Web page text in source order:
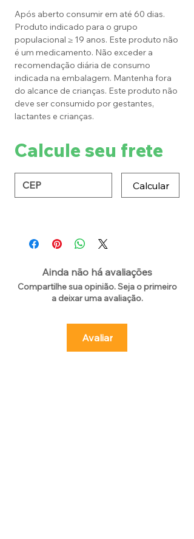
Após aberto consumir em até 60 dias.
Produto indicado para o grupo
populacional ≥ 19 anos. Este produto não
é um medicamento. Não exceder a
recomendação diária de consumo
indicada na embalagem. Mantenha fora
do alcance de crianças. Este produto não
deve ser consumido por gestantes,
lactantes e crianças.
Calcule seu frete
Calcular
Ainda não há avaliações
Compartilhe sua opinião. Seja o primeiro
a deixar uma avaliação.
Avaliar